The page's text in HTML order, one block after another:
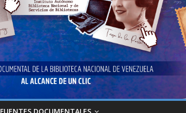
FUENTES DOCUMENTALES